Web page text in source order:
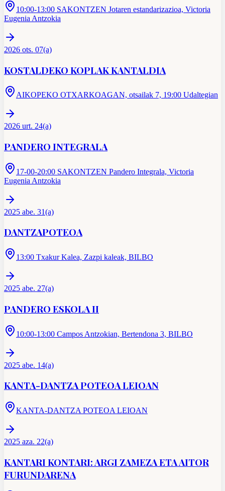
10:00-13:00 SAKONTZEN Jotaren estandarizazioa, Victoria
Eugenia Antzokia
2026 ots. 07(a)
KOSTALDEKO KOPLAK KANTALDIA
AIKOPEKO OTXARKOAGAN, otsailak 7, 19:00 Udaltegian
2026 urt. 24(a)
PANDERO INTEGRALA
17-00-20:00 SAKONTZEN Pandero Integrala, Victoria
Eugenia Antzokia
2025 abe. 31(a)
DANTZAPOTEOA
13:00 Txakur Kalea, Zazpi kaleak, BILBO
2025 abe. 27(a)
PANDERO ESKOLA II
10:00-13:00 Campos Antzokian, Bertendona 3, BILBO
2025 abe. 14(a)
KANTA-DANTZA POTEOA LEIOAN
KANTA-DANTZA POTEOA LEIOAN
2025 aza. 22(a)
KANTARI KONTARI: ARGI ZAMEZA ETA AITOR
FURUNDARENA